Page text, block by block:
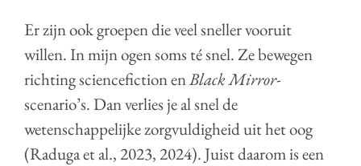
Er zijn ook groepen die veel sneller vooruit
willen. In mijn ogen soms té snel. Ze bewegen
richting sciencefiction enBlack Mirror-
scenario’s. Dan verlies je al snel de
wetenschappelijke zorgvuldigheid uit het oog
(Raduga et al., 2023, 2024). Juist daarom is een